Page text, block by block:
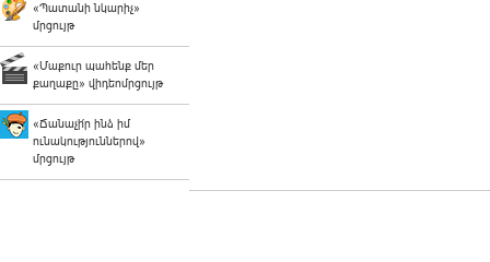
«Պատանի նկարիչ»
մրցույթ
«Մաքուր պահենք մեր
քաղաքը» վիդեոմրցույթ
«Ճանաչի՛ր ինձ իմ
ունակություններով»
մրցույթ